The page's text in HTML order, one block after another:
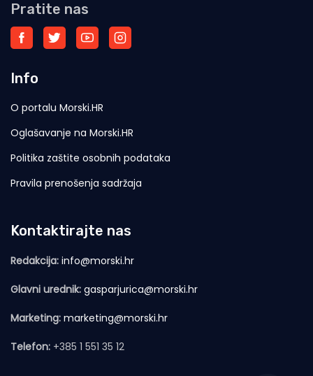
Pratite nas
Info
O portalu Morski.HR
Oglašavanje na Morski.HR
Politika zaštite osobnih podataka
Pravila prenošenja sadržaja
Kontaktirajte nas
Redakcija: info@morski.hr
Glavni urednik: gasparjurica@morski.hr
Marketing: marketing@morski.hr
Telefon: +385 1 551 35 12